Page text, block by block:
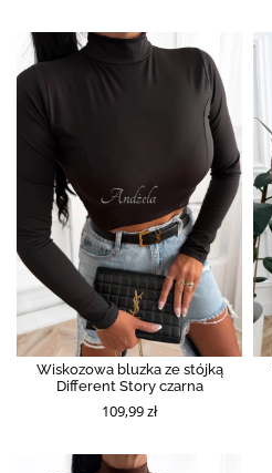
Wiskozowa bluzka ze stójką
Different Story czarna
109,99 zł